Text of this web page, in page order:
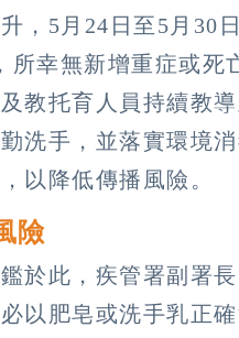
，5月24日至5月30
所幸無新增重症或死
教托育人員持續教
洗手，並落實環境消
以降低傳播風險。
險
於此，疾管署副署長
以肥皂或洗手乳正